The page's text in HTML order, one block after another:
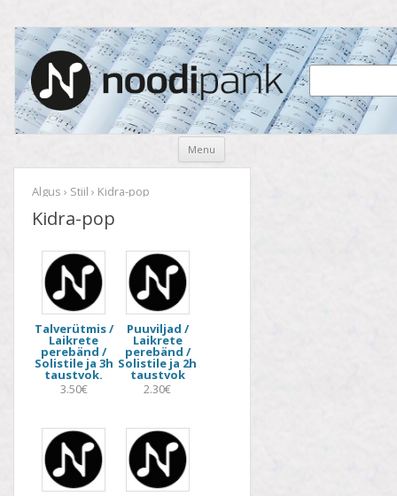
Noodipank
noodipank.ee
Menu Skip
content
Algus › Stiil › Kidra-pop
Kidra-pop
Talverütmis /
Laikrete
perebänd /
Solistile ja 3h
taustvok.
3.50€
Puuviljad /
Laikrete
perebänd /
Solistile ja 2h
taustvok
2.30€